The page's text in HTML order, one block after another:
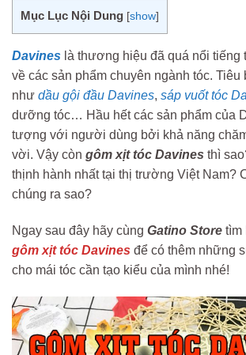
Mục Lục Nội Dung [show]
Davines là thương hiệu đã quá nổi tiếng
về các sản phẩm chuyên ngành tóc. Tiêu
như dầu gội đầu Davines, sáp vuốt tóc
dưỡng tóc… Hầu hết các sản phẩm của
tượng với người dùng bởi khả năng
vời. Vậy còn gôm xịt tóc Davines thì
thịnh hành nhất tại thị trường Việt Nam?
chúng ra sao?
Ngay sau đây hãy cùng Gatino Store tìm
gôm xịt tóc Davines để có thêm những
cho mái tóc cần tạo kiểu của mình nhé!